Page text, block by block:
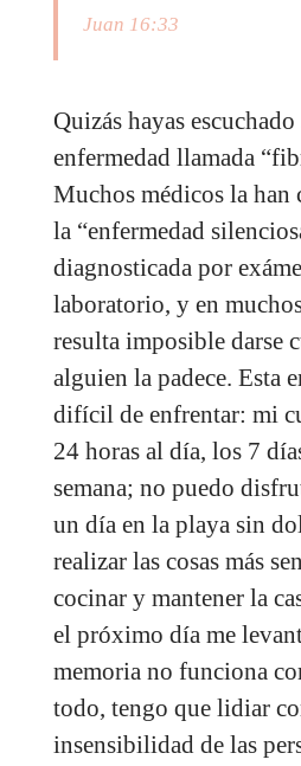
Juan 16:33
Quizás hayas
enfermedad llamada
Muchos médicos la han
la “enfermedad
diagnosticada por
laboratorio, y en
resulta imposible darse
alguien la padece. Esta
difícil de enfrentar: mi
24 horas al día, los 7
semana; no puedo
un día en la playa sin
realizar las cosas más
cocinar y mantener la
el próximo día me
memoria no funciona
todo, tengo que lidiar
insensibilidad de las